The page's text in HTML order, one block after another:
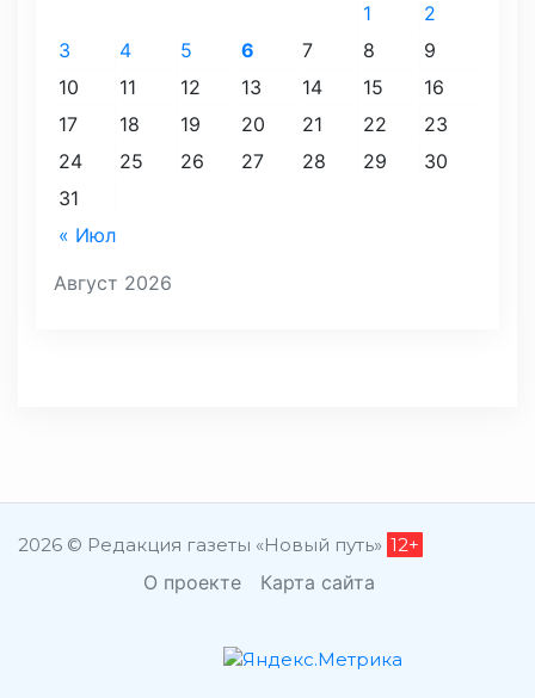
Август 2026
« Июл
1
2
3
4 5 6 7 8
9
10
11 12 13 14 15
16
17
18 19 20 21 22
23
24
25 26 27 28 29
30
31
2026 © Редакция газеты «Новый путь» 12+
О проекте Карта сайта